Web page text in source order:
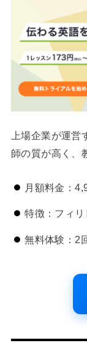
上場企業が運
師の質が高く、
月額料金：
特徴：フィ
無料体験：2